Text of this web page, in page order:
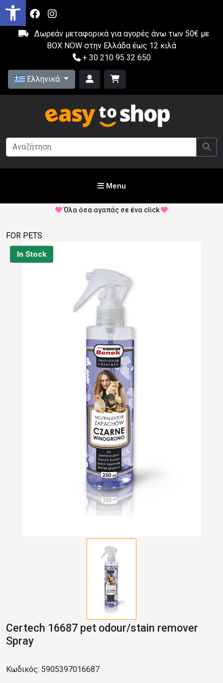
Δωρεάν μεταφορικά για αγορές άνω των 50€ με
BOX NOW στην Ελλάδα έως 12 κιλά
+ 30 210 95 32 650
Ελληνικά
Menu
Όλα όσα αγαπάς σε ένα click
FOR PETS
In Stock
Certech 16687 pet odour/stain remover
Spray
Κωδικός: 5905397016687